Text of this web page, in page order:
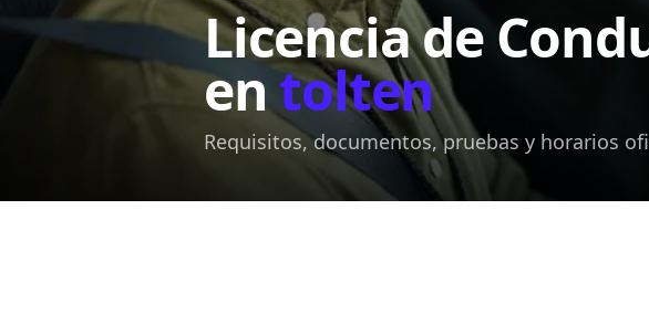
Licencia de
entolten
Requisitos, documentos, pruebas y horarios